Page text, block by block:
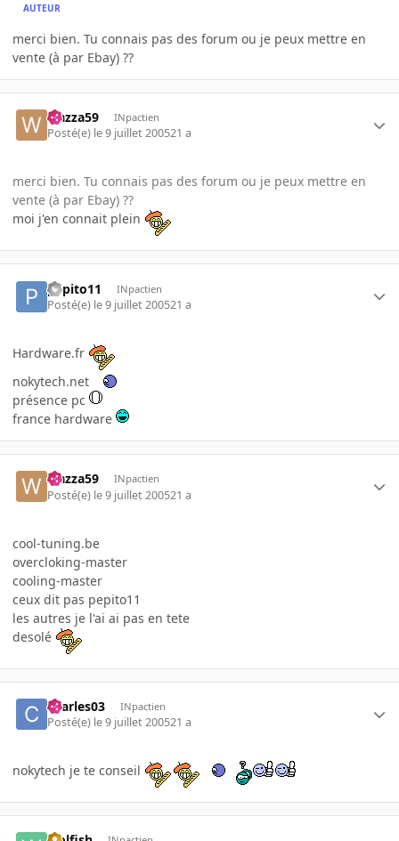
AUTEUR
merci bien. Tu connais pas des forum ou je peux mettre en
vente (à par Ebay) ??
wazza59 INpactien
Posté(e) le 9 juillet 200521 a
merci bien. Tu connais pas des forum ou je peux mettre en
vente (à par Ebay) ??
moi j'en connait plein
pepito11 INpactien
Posté(e) le 9 juillet 200521 a
Hardware.fr
nokytech.net
présence pc
france hardware
wazza59 INpactien
Posté(e) le 9 juillet 200521 a
cool-tuning.be
overcloking-master
cooling-master
ceux dit pas pepito11
les autres je l'ai ai pas en tete
desolé
charles03 INpactien
Posté(e) le 9 juillet 200521 a
nokytech je te conseil